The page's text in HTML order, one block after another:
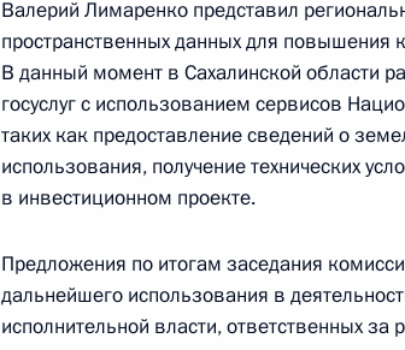
24 апреля 2024 года, среда
Заседание комиссии Госсовета по
«Промышленность»
24 апреля 2024 года, 21:00
23 апреля 2024 года, вторник
Валерий Лимаренко представил
пространственных данных для повышения
В данный момент в Сахалинской области
госуслуг с использованием сервисов
таких как предоставление сведений о
использования, получение технических
в инвестиционном проекте.
Предложения по итогам заседания
дальнейшего использования в
исполнительной власти, ответственных